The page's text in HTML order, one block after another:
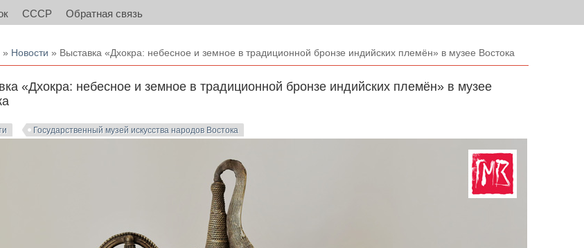
СССР Обратная связь
» Новости » Выставка «Дхокра: небесное и земное в традиционной бронзе индийских племён» в музее Востока
«Дхокра: небесное и земное в традиционной бронзе индийских племён» в музее
Государственный музей искусства народов Востока